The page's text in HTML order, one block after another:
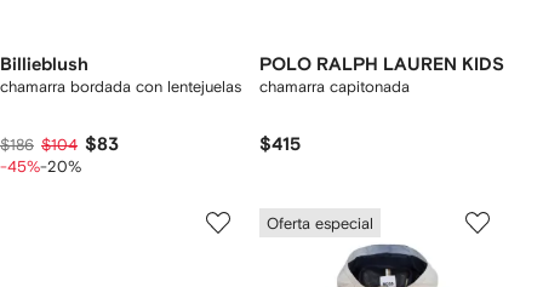
Billieblush
chamarra bordada con lentejuelas
$186 $104 $83
-45%-20%
POLO RALPH LAUREN KIDS
chamarra capitonada
$415
Oferta especial